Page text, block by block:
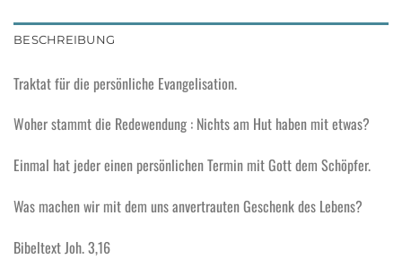
BESCHREIBUNG
Traktat für die persönliche Evangelisation.
Woher stammt die Redewendung : Nichts am Hut haben mit etwas?
Einmal hat jeder einen persönlichen Termin mit Gott dem Schöpfer.
Was machen wir mit dem uns anvertrauten Geschenk des Lebens?
Bibeltext Joh. 3,16